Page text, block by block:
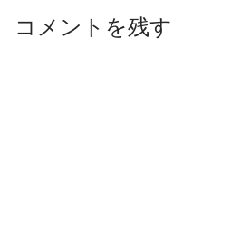
コメントを残す